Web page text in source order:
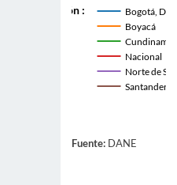
Región :
Bogotá, D.C.
Boyacá
Nacional
Norte de
Santander
Fuente: DANE